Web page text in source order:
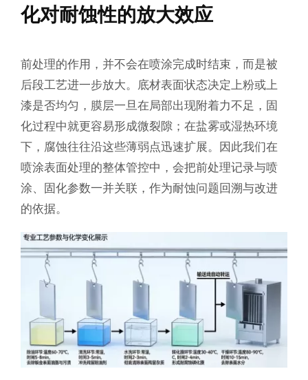
化对耐蚀性的放大效应
前处理的作用，并不会在喷涂完成时结束，而是被
后段工艺进一步放大。底材表面状态决定上粉或上
漆是否均匀，膜层一旦在局部出现附着力不足，固
化过程中就更容易形成微裂隙；在盐雾或湿热环境
下，腐蚀往往沿这些薄弱点迅速扩展。因此我们在
喷涂表面处理的整体管控中，会把前处理记录与喷
涂、固化参数一并关联，作为耐蚀问题回溯与改进
的依据。